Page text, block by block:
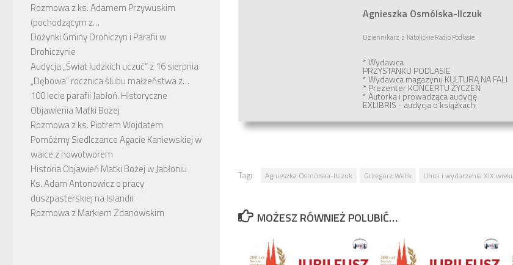
Agnieszka Osmólska-Ilczuk
Dziennikarz z Katolickie Radio Podlasie
* Wydawca
PRZYSTANKU PODLASIE
* Wydawca magazynu KULTURA NA FALI
* PrezenterKONCERTU ŻYCZEŃ
* Autorka i prowadząca audycję
EXLIBRIS - audycja o książkach
Tagi: Agnieszka Osmólska-Ilczuk Grzegorz Welik Unici i wydarzenia XIX
MOŻESZ RÓWNIEŻ POLUBIĆ…
Rozmowa z ks. Adamem Przywuskim
(pochodzącym z…
Dożynki Gminy Drohiczyn i Parafii w
Drohiczynie
Audycja „Świat ludzkich uczuć” z 16 sierpnia
„Dębowa” rocznica ślubu małżeństwa z…
100 lecie parafii Jabłoń. Historyczne
Objawienia Matki Bożej
Rozmowa z ks. Piotrem Wojdatem
Pomóżmy Siedlczance Agacie Kaniewskiej w
walce z nowotworem
Historia Objawień Matki Bożej w Jabłoniu
Ks. Adam Antonowicz o pracy
duszpasterskiej na Islandii
Rozmowa z Markiem Zdanowskim